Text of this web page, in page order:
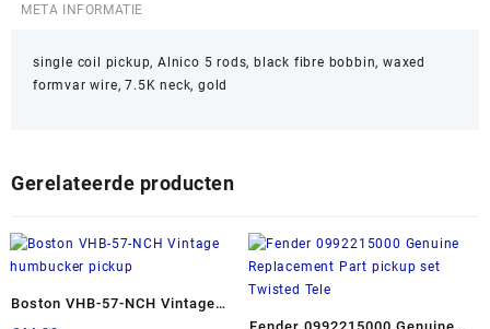
META INFORMATIE
single coil pickup, Alnico 5 rods, black fibre bobbin, waxed
formvar wire, 7.5K neck, gold
Gerelateerde producten
Boston VHB-57-NCH Vintage